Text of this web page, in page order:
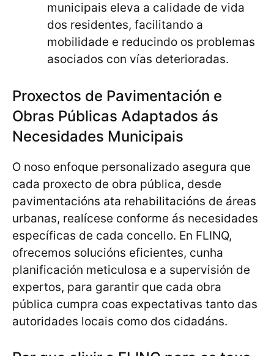
municipais eleva a calidade de vida
dos residentes, facilitando a
mobilidade e reducindo os problemas
asociados con vías deterioradas.
Proxectos de Pavimentación e
Obras Públicas Adaptados ás
Necesidades Municipais
O noso enfoque personalizado asegura que
cada proxecto de obra pública, desde
pavimentacións ata rehabilitacións de áreas
urbanas, realícese conforme ás necesidades
específicas de cada concello. En FLINQ,
ofrecemos solucións eficientes, cunha
planificación meticulosa e a supervisión de
expertos, para garantir que cada obra
pública cumpra coas expectativas tanto das
autoridades locais como dos cidadáns.